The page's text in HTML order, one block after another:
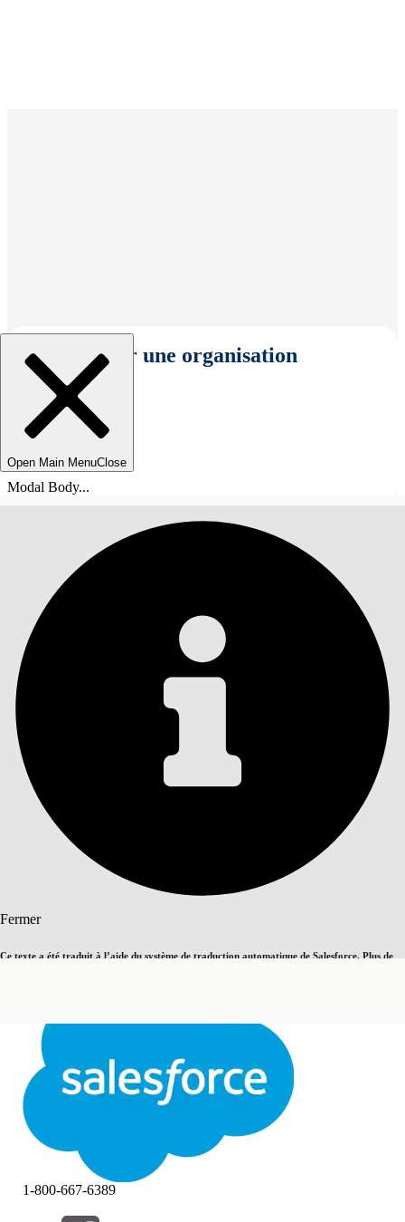
Sélectionner une organisation
Open Main MenuClose
Modal Body...
Fermer
Ce texte a été traduit à l’aide du système de traduction automatique de Salesforce. Plus de
Fermer
Table des matières
TABLE DES MATIÈRES
Rechercher
1-800-667-6389